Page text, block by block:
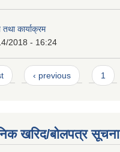
तथा कार्याक्रम
2018 - 16:24
‹ previous 1
खरिद/बोलपत्र सूचना